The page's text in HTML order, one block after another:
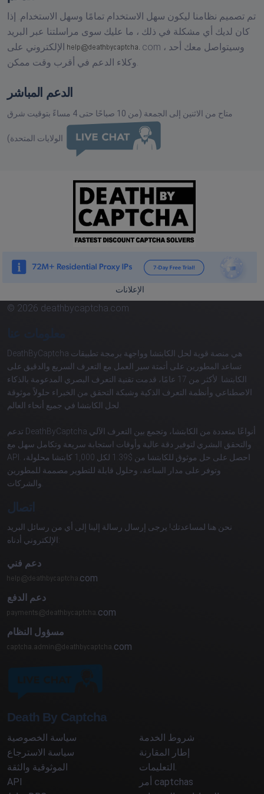
تم تصميم نظامنا ليكون سهل الاستخدام تمامًا وسهل الاستخدام. إذا
كان لديك أي مشكلة في ذلك ، ما عليك سوى مراسلتنا عبر البريد
com ، وسيتواصل معك أحد
الدعم المباشر
متاح من الاثنين إلى الجمعة (من 10 صباحًا حتى 4 مساءً بتوقيت شرق
الولايات المتحدة)
الإعلانات
© 2026 deathbycaptcha.com
DeathByCaptcha هي منصة قوية لحل الكابتشا وواجهة برمجة تطبيقات
تساعد المطورين على أتمتة سير العمل مع التعرف السريع والدقيق على
الكابتشا. لأكثر من 17 عامًا، قدمت تقنية التعرف البصري المدعومة بالذكاء
الاصطناعي وأنظمة التعرف الذكية وشبكة التحقق من الخبراء حلولاً موثوقة
تدعم DeathByCaptcha أنواعًا متعددة من الكابتشا، وتجمع بين التعرف الآلي
والتحقق البشري لتوفير دقة عالية وأوقات استجابة سريعة وتكامل سهل مع
API. احصل على حل موثوق للكابتشا من $1.39 لكل 1,000 كابتشا محلولة،
وتوفر على مدار الساعة، وحلول قابلة للتطوير مصممة للمطورين
اتصال
نحن هنا لمساعدتك! يرجى إرسال رسالة إلينا إلى أي من رسائل البريد
دعم فني
com
دعم الدفع
com
مسؤول النظام
com
Death By Captcha
سياسة الخصوصية
شروط الخدمة
سياسة الاسترجاع
إطار المقارنة
الموثوقية والثقة
التعليمات.
API
أمر captchas